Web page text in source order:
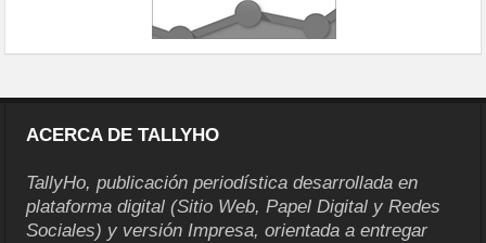
ACERCA DE TALLYHO
TallyHo, publicación periodística desarrollada en
plataforma digital (Sitio Web, Papel Digital y Redes
Sociales) y versión Impresa, orientada a entregar